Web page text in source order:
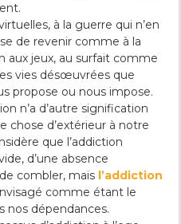
à la guerre qui n’en
de revenir comme à la
aux jeux, au surfait comme
vies désœuvrées que
propose ou nous impose.
n’a d’autre signification
chose d’extérieur à notre
que l’addiction
d’une absence
combler, mais l’addiction
comme étant le
dépendances.